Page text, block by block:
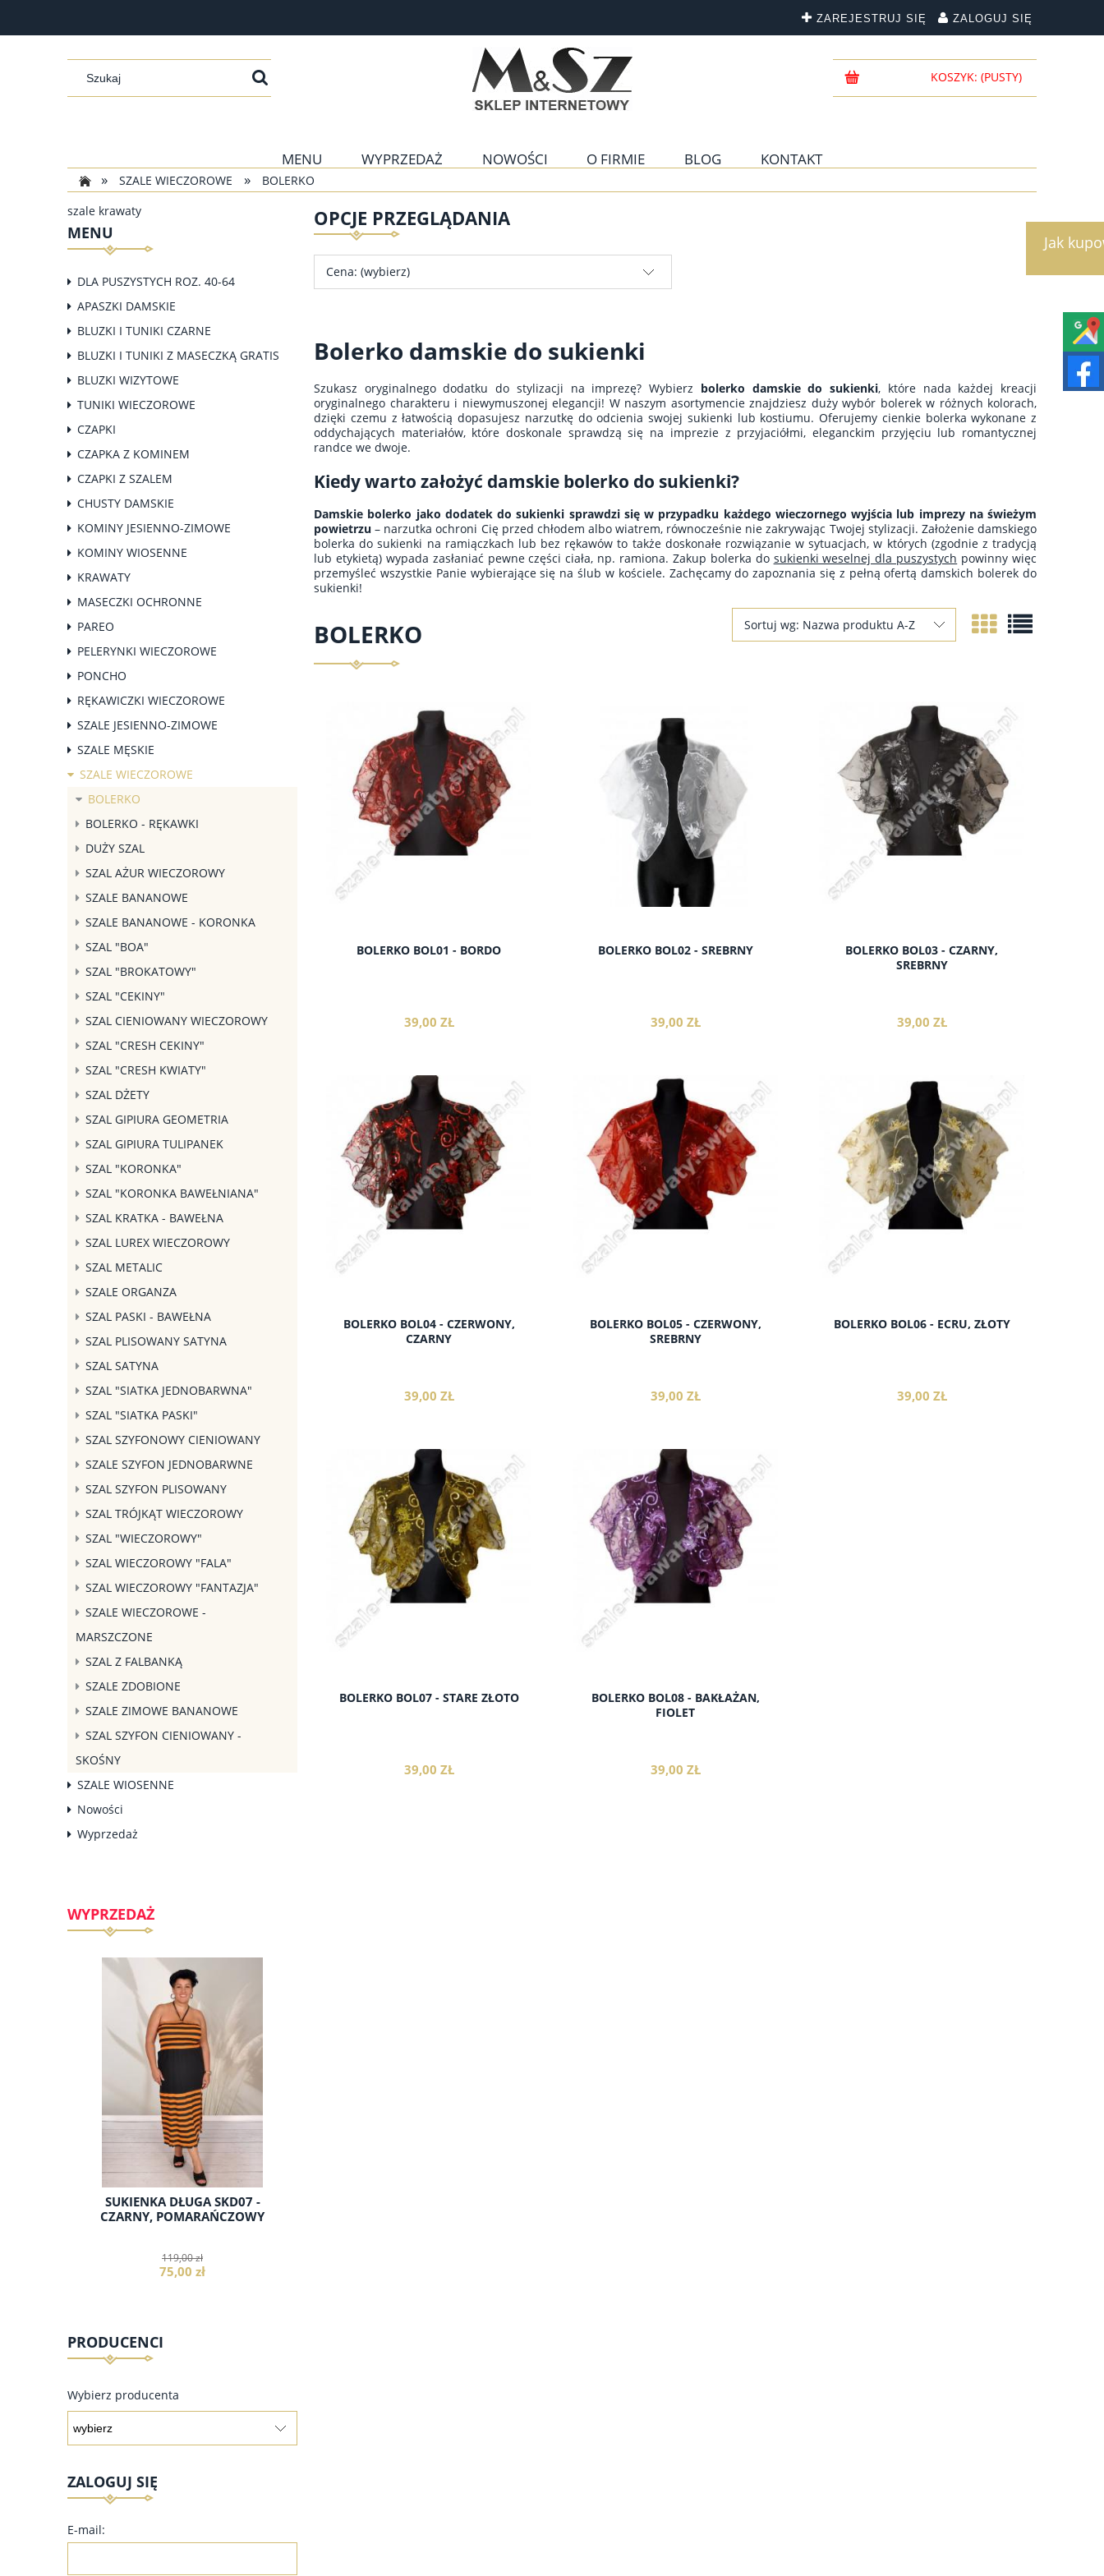
ZAREJESTRUJ SIĘ ZALOGUJ SIĘ
KOSZYK: (PUSTY)
MENU WYPRZEDAŻ NOWOŚCI O FIRMIE BLOG
KONTAKT
»
SZALE WIECZOROWE »
BOLERKO
szale krawaty
MENU
DLA PUSZYSTYCH ROZ. 40-64
APASZKI DAMSKIE
BLUZKI I TUNIKI CZARNE
BLUZKI I TUNIKI Z MASECZKĄ GRATIS
BLUZKI WIZYTOWE
TUNIKI WIECZOROWE
CZAPKI
CZAPKA Z KOMINEM
CZAPKI Z SZALEM
CHUSTY DAMSKIE
KOMINY JESIENNO-ZIMOWE
KOMINY WIOSENNE
KRAWATY
MASECZKI OCHRONNE
PAREO
PELERYNKI WIECZOROWE
PONCHO
RĘKAWICZKI WIECZOROWE
SZALE JESIENNO-ZIMOWE
SZALE MĘSKIE
SZALE WIECZOROWE
BOLERKO
BOLERKO - RĘKAWKI
DUŻY SZAL
SZAL AŻUR WIECZOROWY
SZALE BANANOWE
SZALE BANANOWE - KORONKA
SZAL "BOA"
SZAL "BROKATOWY"
SZAL "CEKINY"
SZAL CIENIOWANY WIECZOROWY
SZAL "CRESH CEKINY"
SZAL "CRESH KWIATY"
SZAL DŻETY
SZAL GIPIURA GEOMETRIA
SZAL GIPIURA TULIPANEK
SZAL "KORONKA"
SZAL "KORONKA BAWEŁNIANA"
SZAL KRATKA - BAWEŁNA
SZAL LUREX WIECZOROWY
SZAL METALIC
SZALE ORGANZA
SZAL PASKI - BAWEŁNA
SZAL PLISOWANY SATYNA
SZAL SATYNA
SZAL "SIATKA JEDNOBARWNA"
SZAL "SIATKA PASKI"
SZAL SZYFONOWY CIENIOWANY
SZALE SZYFON JEDNOBARWNE
SZAL SZYFON PLISOWANY
SZAL TRÓJKĄT WIECZOROWY
SZAL "WIECZOROWY"
SZAL WIECZOROWY "FALA"
SZAL WIECZOROWY "FANTAZJA"
SZALE WIECZOROWE -
MARSZCZONE
SZAL Z FALBANKĄ
SZALE ZDOBIONE
SZALE ZIMOWE BANANOWE
SZAL SZYFON CIENIOWANY -
SKOŚNY
SZALE WIOSENNE
Nowości
Wyprzedaż
WYPRZEDAŻ
SUKIENKA DŁUGA SKD07 -
CZARNY, POMARAŃCZOWY
119,00 zł
75,00 zł
PRODUCENCI
Wybierz producenta
ZALOGUJ SIĘ
E-mail:
OPCJE PRZEGLĄDANIA
Cena: (wybierz)
Bolerko damskie do sukienki
Szukasz oryginalnego dodatku do stylizacji na imprezę? Wybierz bolerko damskie do sukienki, które nada każdej kreacji
oryginalnego charakteru i niewymuszonej elegancji! W naszym asortymencie znajdziesz duży wybór bolerek w różnych kolorach,
dzięki czemu z łatwością dopasujesz narzutkę do odcienia swojej sukienki lub kostiumu. Oferujemy cienkie bolerka wykonane z
oddychających materiałów, które doskonale sprawdzą się na imprezie z przyjaciółmi, eleganckim przyjęciu lub romantycznej
randce we dwoje.
Kiedy warto założyć damskie bolerko do sukienki?
Damskie bolerko jako dodatek do sukienki sprawdzi się w przypadku każdego wieczornego wyjścia lub imprezy na świeżym
powietrzu – narzutka ochroni Cię przed chłodem albo wiatrem, równocześnie nie zakrywając Twojej stylizacji. Założenie damskiego
bolerka do sukienki na ramiączkach lub bez rękawów to także doskonałe rozwiązanie w sytuacjach, w których (zgodnie z tradycją
lub etykietą) wypada zasłaniać pewne części ciała, np. ramiona. Zakup bolerka do sukienki weselnej dla puszystych powinny więc
przemyśleć wszystkie Panie wybierające się na ślub w kościele. Zachęcamy do zapoznania się z pełną ofertą damskich bolerek do
sukienki!
BOLERKO Sortuj wg: Nazwa produktu A-Z
BOLERKO BOL01 - BORDO
39,00 ZŁ
do koszyka
BOLERKO BOL02 - SREBRNY
39,00 ZŁ
do koszyka
BOLERKO BOL03 - CZARNY,
SREBRNY
39,00 ZŁ
do koszyka
BOLERKO BOL04 - CZERWONY,
CZARNY
39,00 ZŁ
do koszyka
BOLERKO BOL05 - CZERWONY,
SREBRNY
39,00 ZŁ
do koszyka
BOLERKO BOL06 - ECRU, ZŁOTY
39,00 ZŁ
BOLERKO BOL07 - STARE ZŁOTO
39,00 ZŁ
BOLERKO BOL08 - BAKŁAŻAN,
FIOLET
39,00 ZŁ
Jak